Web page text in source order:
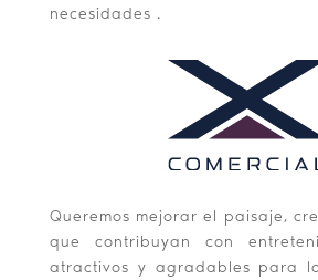
necesidades .
Queremos mejorar el paisaje,
que contribuyan con
atractivos y agradables para